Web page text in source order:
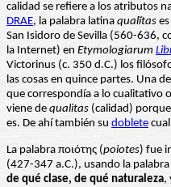
calidad se refiere a los atributos
DRAE, la palabra latina qualĭtas
San Isidoro de Sevilla (560-636,
la Internet) en Etymologiarum
Victorinus (c. 350 d.C.) los
las cosas en quince partes. Una
que correspondía a lo cualitativo o
viene de qualitas (calidad)
es. De ahí también su doblete
La palabra ποιότης (poiotes) fue
(427-347 a.C.), usando la palabra
de qué clase, de qué naturaleza,